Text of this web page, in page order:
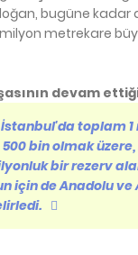
bugüne
metrekare
devam
İstanbul'da toplam
bin olmak
bir rezerv
için de Anadolu